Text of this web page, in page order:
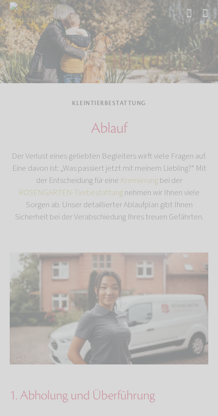
Start Tierbestattung Kleintierbestattung
KLEINTIERBESTATTUNG
Ablauf
Der Verlust eines geliebten Begleiters wirft viele Fragen auf.
Eine davon ist: „Was passiert jetzt mit meinem Liebling?“ Mit
der Entscheidung für eine Kremierungbei der
ROSENGARTEN-Tierbestattungnehmen wir Ihnen viele
Sorgen ab. Unser detaillierter Ablaufplan gibt Ihnen
Sicherheit bei der Verabschiedung Ihres treuen Gefährten.
1. Abholung und Überführung